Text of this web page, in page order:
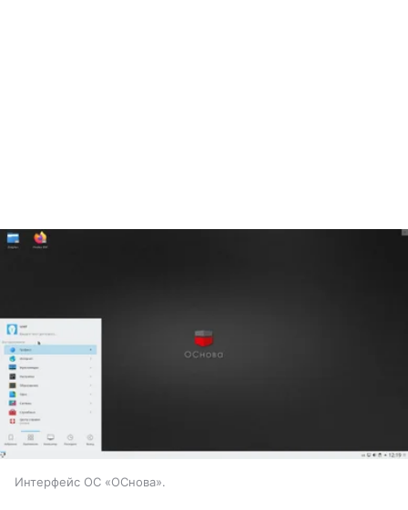
Интерфейс ОС «ОСнова».